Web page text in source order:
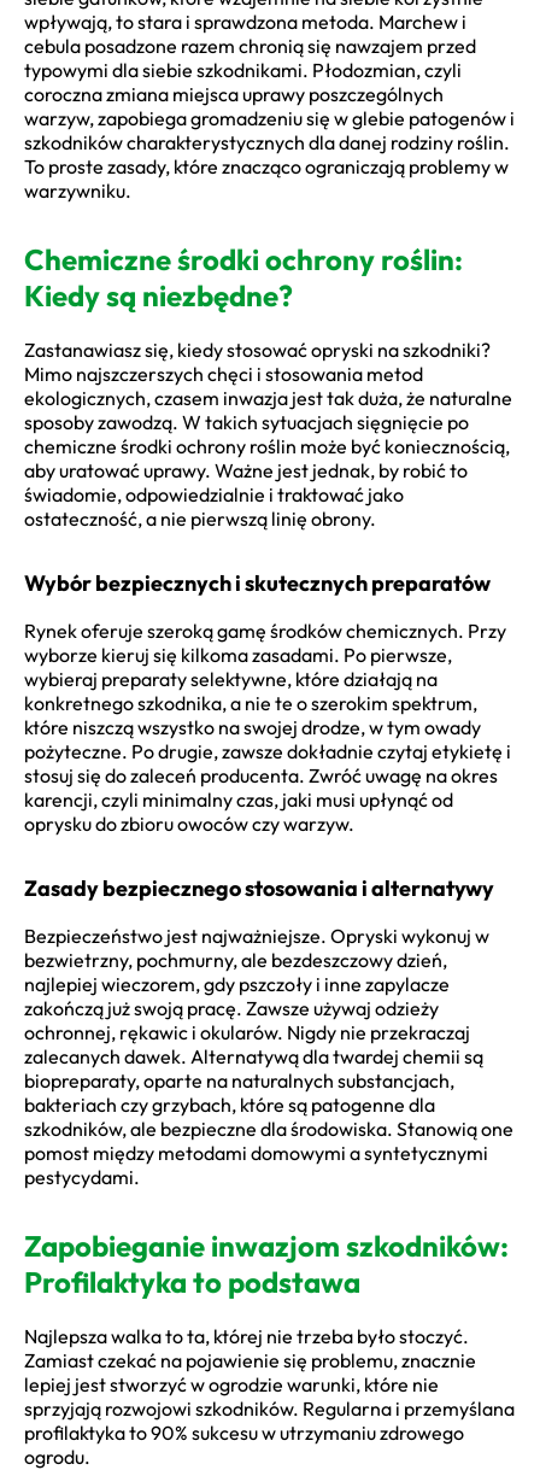
wpływają, to stara i sprawdzona metoda. Marchew i
cebula posadzone razem chronią się nawzajem przed
typowymi dla siebie szkodnikami. Płodozmian, czyli
coroczna zmiana miejsca uprawy poszczególnych
warzyw, zapobiega gromadzeniu się w glebie patogenów i
szkodników charakterystycznych dla danej rodziny roślin.
To proste zasady, które znacząco ograniczają problemy w
warzywniku.
Chemiczne środki ochrony roślin:
Kiedy są niezbędne?
Zastanawiasz się, kiedy stosować opryski na szkodniki?
Mimo najszczerszych chęci i stosowania metod
ekologicznych, czasem inwazja jest tak duża, że naturalne
sposoby zawodzą. W takich sytuacjach sięgnięcie po
chemiczne środki ochrony roślin może być koniecznością,
aby uratować uprawy. Ważne jest jednak, by robić to
świadomie, odpowiedzialnie i traktować jako
ostateczność, a nie pierwszą linię obrony.
Wybór bezpiecznych i skutecznych preparatów
Rynek oferuje szeroką gamę środków chemicznych. Przy
wyborze kieruj się kilkoma zasadami. Po pierwsze,
wybieraj preparaty selektywne, które działają na
konkretnego szkodnika, a nie te o szerokim spektrum,
które niszczą wszystko na swojej drodze, w tym owady
pożyteczne. Po drugie, zawsze dokładnie czytaj etykietę i
stosuj się do zaleceń producenta. Zwróć uwagę na okres
karencji, czyli minimalny czas, jaki musi upłynąć od
oprysku do zbioru owoców czy warzyw.
Zasady bezpiecznego stosowania i alternatywy
Bezpieczeństwo jest najważniejsze. Opryski wykonuj w
bezwietrzny, pochmurny, ale bezdeszczowy dzień,
najlepiej wieczorem, gdy pszczoły i inne zapylacze
zakończą już swoją pracę. Zawsze używaj odzieży
ochronnej, rękawic i okularów. Nigdy nie przekraczaj
zalecanych dawek. Alternatywą dla twardej chemii są
biopreparaty, oparte na naturalnych substancjach,
bakteriach czy grzybach, które są patogenne dla
szkodników, ale bezpieczne dla środowiska. Stanowią one
pomost między metodami domowymi a syntetycznymi
pestycydami.
Zapobieganie inwazjom szkodników:
Profilaktyka to podstawa
Najlepsza walka to ta, której nie trzeba było stoczyć.
Zamiast czekać na pojawienie się problemu, znacznie
lepiej jest stworzyć w ogrodzie warunki, które nie
sprzyjają rozwojowi szkodników. Regularna i przemyślana
profilaktyka to 90% sukcesu w utrzymaniu zdrowego
ogrodu.